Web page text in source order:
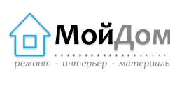
содержанию